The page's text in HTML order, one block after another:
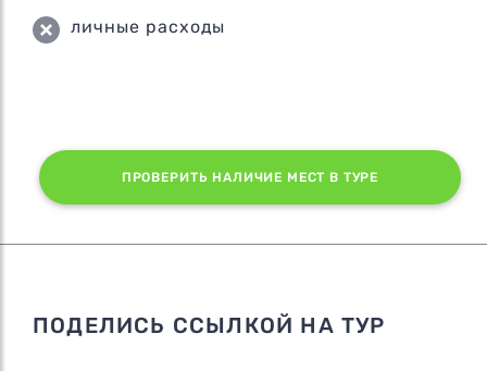
личные расходы
ПРОВЕРИТЬ НАЛИЧИЕ МЕСТ В ТУРЕ
ПОДЕЛИСЬ ССЫЛКОЙ НА ТУР